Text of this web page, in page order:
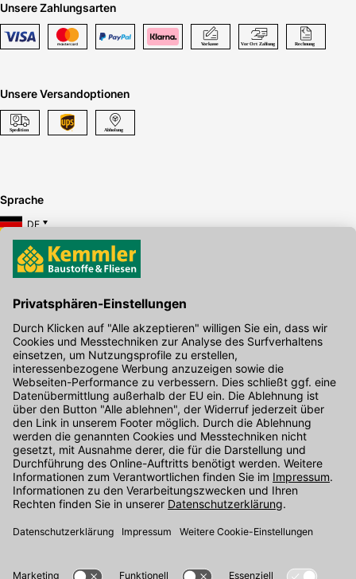
Unsere Zahlungsarten
Unsere Versandoptionen
Sprache
DE
Hier gibt's die kostenlose App
Kontakt
Unser Onlineshop Team ist montags bis freitags von 08:00 - 17:00
Uhr unter der Telefonnummer07071 / 151-151für Sie erreichbar.
Alternativ können Sie unser Kontaktformular nutzen.
Den Kontakt direkt in unsere Niederlassungen finden Sie